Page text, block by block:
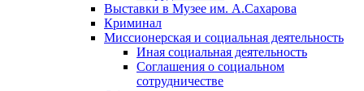
Выставки в Музее им. А.Сахарова
Криминал
Миссионерская и социальная деятельность
Иная социальная деятельность
Соглашения о социальном
сотрудничестве